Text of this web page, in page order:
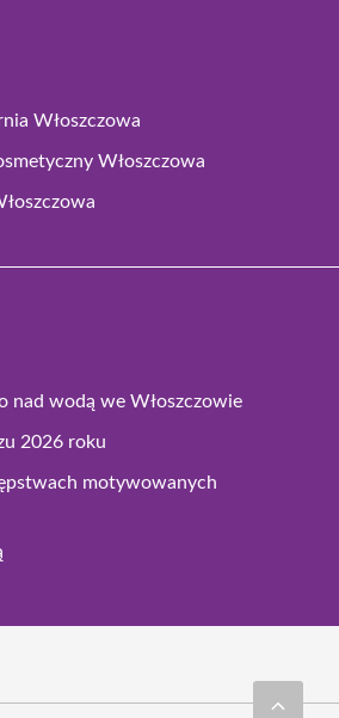
Włoszczowa
Włoszczowa
nad wodą we Włoszczowie
2026 roku
motywowanych